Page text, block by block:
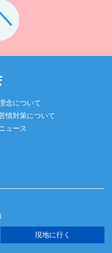
念について
情対策について
ュース
現地に行く